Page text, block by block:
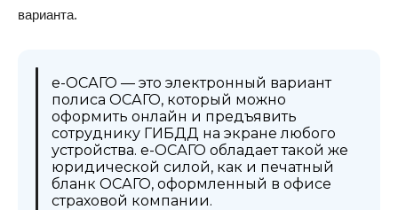
варианта.
е-ОСАГО — это электронный вариант
полиса ОСАГО, который можно
оформить онлайн и предъявить
сотруднику ГИБДД на экране любого
устройства. е-ОСАГО обладает такой же
юридической силой, как и печатный
бланк ОСАГО, оформленный в офисе
страховой компании.